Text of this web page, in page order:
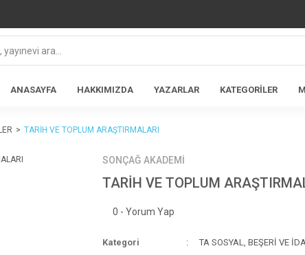
ANASAYFA HAKKIMIZDA YAZARLAR KATEGORİLER
TARİH VE TOPLUM ARAŞTIRMALARI
SONÇAĞ AKADEMİ
TARİH VE TOPLUM
0 - Yorum Yap
Kategori TA SOSYAL, BEŞERİ VE